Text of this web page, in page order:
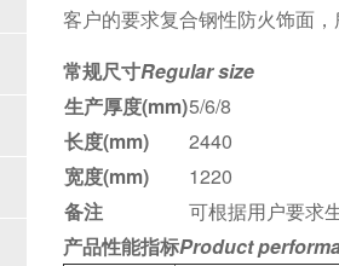
客户的要求复合钢性防火饰面，
常规尺寸Regular size
生产厚度(mm)5/6/8
长度(mm)
2440
宽度(mm)
1220
备注
可根据用户要求
产品性能指标Product